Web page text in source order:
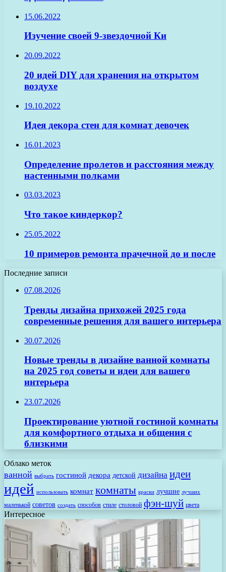
15.06.2022
Изучение своей 9-звездочной Ки
20.09.2022
20 идей DIY для хранения на открытом
воздухе
19.10.2022
Идея декора стен для комнат девочек
16.01.2023
Определение пролетов и расстояния между
настенными полками
03.03.2023
Что такое киндеркор?
25.05.2022
10 примеров ремонта прачечной до и после
Последние записи
07.08.2026
Тренды дизайна прихожей 2025 года
современные решения для вашего интерьера
30.07.2026
Новые тренды в дизайне ванной комнаты
на 2025 год советы и идеи для вашего
интерьера
23.07.2026
Проектирование уютной гостиной комнаты
для комфортного отдыха и общения с
близкими
Облако меток
ванной выбрать гостиной декора детской дизайна идеи
идей использовать комнат комнаты краски лучшие лучших
маленькой советов создать способов стиле столовой фэн-шуй цвета
Интересное